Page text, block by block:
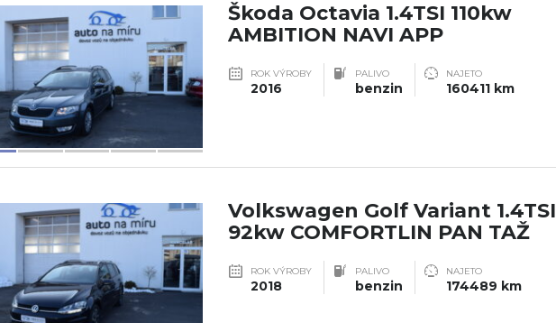
Škoda Octavia 1.4TSI 110kw
AMBITION NAVI APP
ROK VÝROBY
2016
PALIVO
benzin
NAJETO
160411 km
Volkswagen Golf Variant 1.4TSI
92kw COMFORTLIN PAN TAŽ
ROK VÝROBY
2018
PALIVO
benzin
NAJETO
174489 km